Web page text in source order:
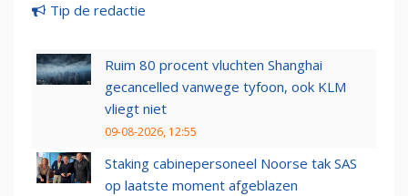
Tip de redactie
Ruim 80 procent vluchten Shanghai
gecancelled vanwege tyfoon, ook KLM
vliegt niet
09-08-2026, 12:55
Staking cabinepersoneel Noorse tak SAS
op laatste moment afgeblazen